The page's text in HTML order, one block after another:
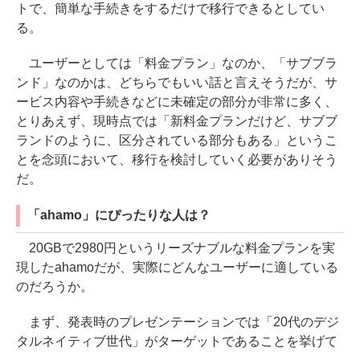
トで、簡単な手続きをするだけで移行できるとしてい
る。
ユーザーとしては「料金プラン」なのか、「サブブラ
ンド」なのかは、どちらでもいい話と言えそうだが、サ
ービス内容や手続きなどに未確定の部分が非常に多く、
とりあえず、現時点では「新料金プランだけど、サブブ
ランドのように、区分されている部分もある」というこ
とを念頭において、移行を検討していく必要がありそう
だ。
「ahamo」にぴったりな人は？
20GBで2980円というリーズナブルな料金プランを実
現したahamoだが、実際にどんなユーザーに適している
のだろうか。
まず、発表時のプレゼンテーションでは「20代のデジ
タルネイティブ世代」がターゲットであることを挙げて